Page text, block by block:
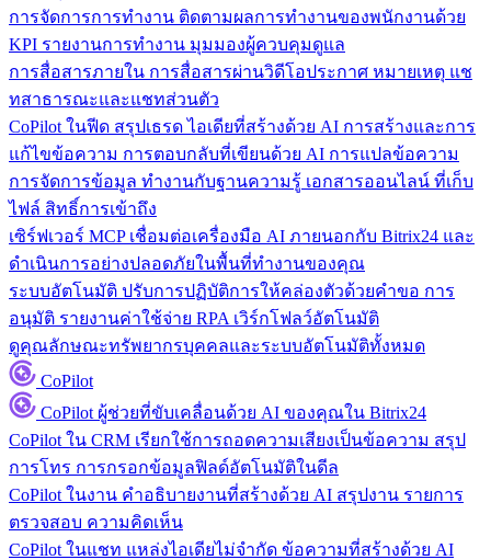
การจัดการการทำงาน ติดตามผลการทำงานของพนักงานด้วย
KPI รายงานการทำงาน มุมมองผู้ควบคุมดูแล
การสื่อสารภายใน การสื่อสารผ่านวิดีโอประกาศ หมายเหตุ แช
ทสาธารณะและแชทส่วนตัว
CoPilot ในฟีด สรุปเธรด ไอเดียที่สร้างด้วย AI การสร้างและการ
แก้ไขข้อความ การตอบกลับที่เขียนด้วย AI การแปลข้อความ
การจัดการข้อมูล ทำงานกับฐานความรู้ เอกสารออนไลน์ ที่เก็บ
ไฟล์ สิทธิ์การเข้าถึง
เซิร์ฟเวอร์ MCP เชื่อมต่อเครื่องมือ AI ภายนอกกับ Bitrix24 และ
ดำเนินการอย่างปลอดภัยในพื้นที่ทำงานของคุณ
ระบบอัตโนมัติ ปรับการปฏิบัติการให้คล่องตัวด้วยคำขอ การ
อนุมัติ รายงานค่าใช้จ่าย RPA เวิร์กโฟลว์อัตโนมัติ
ดูคุณลักษณะทรัพยากรบุคคลและระบบอัตโนมัติทั้งหมด
CoPilot
CoPilot ผู้ช่วยที่ขับเคลื่อนด้วย AI ของคุณใน Bitrix24
CoPilot ใน CRM เรียกใช้การถอดความเสียงเป็นข้อความ สรุป
การโทร การกรอกข้อมูลฟิลด์อัตโนมัติในดีล
CoPilot ในงาน คำอธิบายงานที่สร้างด้วย AI สรุปงาน รายการ
ตรวจสอบ ความคิดเห็น
CoPilot ในแชท แหล่งไอเดียไม่จำกัด ข้อความที่สร้างด้วย AI